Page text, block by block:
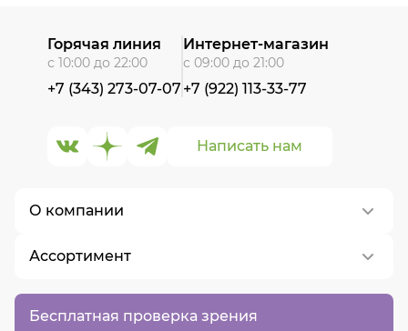
Бесплатная проверка зрения
О компании
О нас
Контакты
Вакансии
Ассортимент
Написать нам
Горячая линия
с 10:00 до 22:00
+7 (343) 273-07-07
Интернет-магазин
с 09:00 до 21:00
+7 (922) 113-33-77